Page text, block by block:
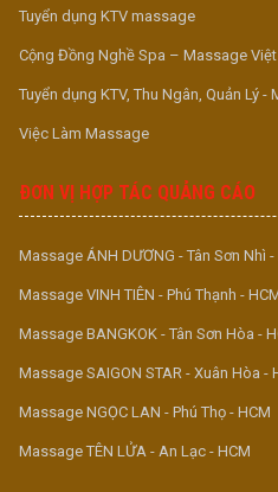
Tuyển dụng KTV massage
Cộng Đồng Nghề Spa – Massage Việt
Tuyển dụng KTV, Thu Ngân, Quản Lý
Việc Làm Massage
ĐƠN VỊ HỢP TÁC QUẢNG CÁO
Massage ÁNH DƯƠNG - Tân Sơn Nhì -
Massage VINH TIÊN - Phú Thạnh -
Massage BANGKOK - Tân Sơn Hòa -
Massage SAIGON STAR - Xuân Hòa -
Massage NGỌC LAN - Phú Thọ - HCM
Massage TÊN LỬA - An Lạc - HCM